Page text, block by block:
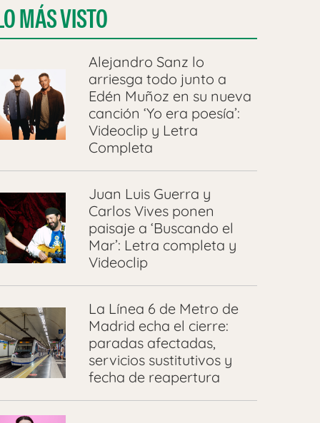
MÁS VISTO
Alejandro Sanz lo
arriesga todo junto a
Edén Muñoz en su nueva
canción ‘Yo era poesía’:
Videoclip y Letra
Completa
Juan Luis Guerra y
Carlos Vives ponen
paisaje a ‘Buscando el
Mar’: Letra completa y
Videoclip
La Línea 6 de Metro de
Madrid echa el cierre:
paradas afectadas,
servicios sustitutivos y
fecha de reapertura